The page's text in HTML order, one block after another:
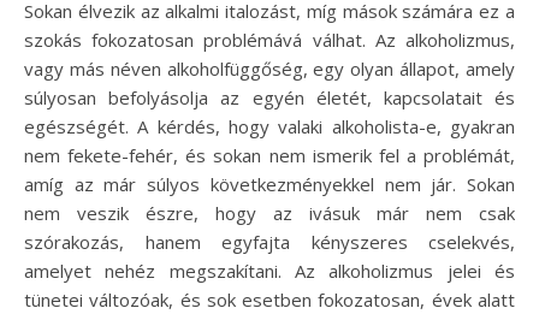
Sokan élvezik az alkalmi italozást, míg mások számára ez a
szokás fokozatosan problémává válhat. Az alkoholizmus,
vagy más néven alkoholfüggőség, egy olyan állapot, amely
súlyosan befolyásolja az egyén életét, kapcsolatait és
egészségét. A kérdés, hogy valaki alkoholista-e, gyakran
nem fekete-fehér, és sokan nem ismerik fel a problémát,
amíg az már súlyos következményekkel nem jár. Sokan
nem veszik észre, hogy az ivásuk már nem csak
szórakozás, hanem egyfajta kényszeres cselekvés,
amelyet nehéz megszakítani. Az alkoholizmus jelei és
tünetei változóak, és sok esetben fokozatosan, évek alatt